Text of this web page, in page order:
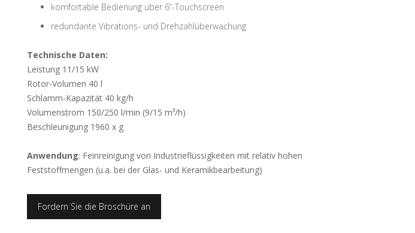
komfortable Bedienung über 6“-Touchscreen
redundante Vibrations- und Drehzahlüberwachung
Technische Daten:
Leistung 11/15 kW
Rotor-Volumen 40 l
Schlamm-Kapazität 40 kg/h
Volumenstrom 150/250 l/min (9/15 m³/h)
Beschleunigung 1960 x g
Anwendung: Feinreinigung von Industrieflüssigkeiten mit relativ hohen
Feststoffmengen (u.a. bei der Glas- und Keramikbearbeitung)
Fordern Sie die Broschüre an